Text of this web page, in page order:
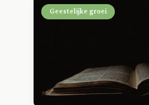
Geestelijke groei